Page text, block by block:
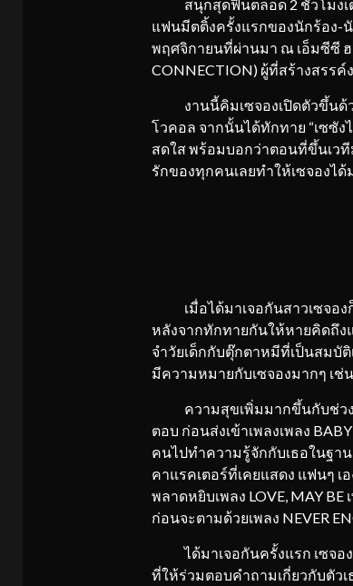
สนุกสุดฟินตลอด 2 ชั่วโมงเ
แฟนมีตติ้งครั้งแรกของนักร้อง-นั
พฤศจิกายนที่ผ่านมา ณ เอ็มซีซี ฮ
CONNECTION) ผู้ที่สร้างสรร
งานนี้คิมเซจองเปิดตัวขึ้นด้วย
โวคอล จากนั้นได้ทักทาย “เซซั
สดใส พร้อมบอกว่าตอนที่ขึ้นเว
รักของทุกคนเลยทำให้เซจองได้
เมื่อได้มาเจอกันสาวเซจองก็
หลังจากทักทายกันให้หายคิดถึงแ
จำวัยเด็กกับตุ๊กตาหมีที่เป็นสมบั
มีความหมายกับเซจองมากๆ เช่
ความสุขเพิ่มมากขึ้นกับช่วงต
ตอบ ก่อนส่งเข้าเพลงเพลง
คนไปทำความรู้จักกับเธอในฐา
คาแรคเตอร์ที่เคยแสดง แฟนๆ
พลาดหยิบเพลง LOVE, MAY
ก่อนจะตามด้วยเพลง NEVER
ได้มาเจอกันครั้งแรก เซจอง
ที่ให้ร่วมตอบคำถามเกี่ยวกับตัว